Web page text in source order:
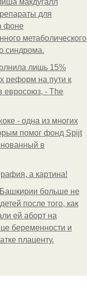
макдугалл
для
фоне
метаболического
синдрома.
лишь 15%
реформ на пути к
евросоюз, - The
- одна из многих
помог фонд Spijt
в
а картина!
больше не
после того, как
ей аборт на
беременности и
плаценту.